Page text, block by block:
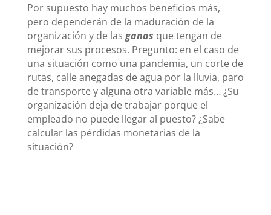
Por supuesto hay muchos beneficios más,
pero dependerán de la maduración de la
organización y de las ganas que tengan de
mejorar sus procesos. Pregunto: en el caso de
una situación como una pandemia, un corte de
rutas, calle anegadas de agua por la lluvia, paro
de transporte y alguna otra variable más… ¿Su
organización deja de trabajar porque el
empleado no puede llegar al puesto? ¿Sabe
calcular las pérdidas monetarias de la
situación?